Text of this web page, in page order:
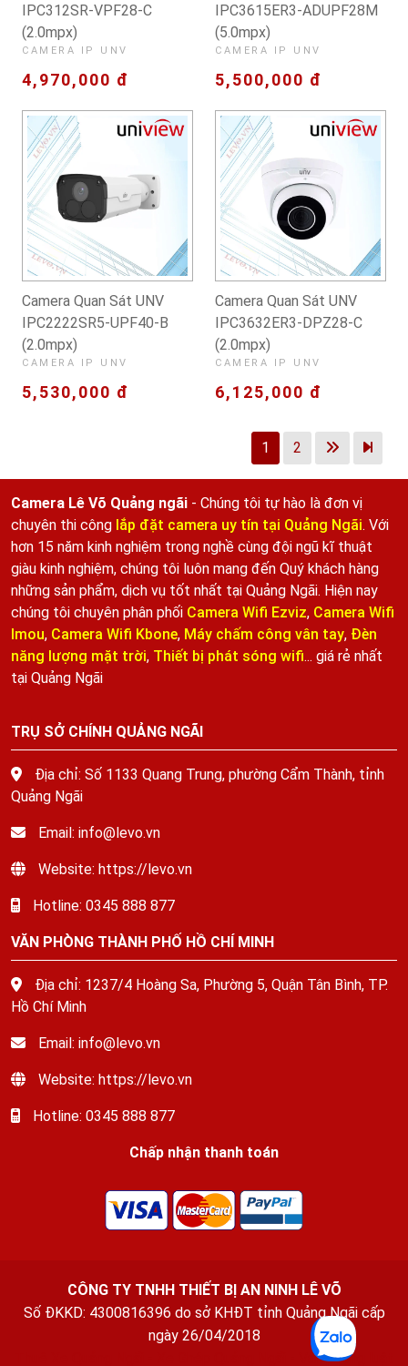
IPC312SR-VPF28-C
(2.0mpx)
CAMERA IP UNV
4,970,000 đ
IPC3615ER3-ADUPF28M
(5.0mpx)
CAMERA IP UNV
5,500,000 đ
Camera Quan Sát UNV
IPC2222SR5-UPF40-B
(2.0mpx)
CAMERA IP UNV
5,530,000 đ
Camera Quan Sát UNV
IPC3632ER3-DPZ28-C
(2.0mpx)
CAMERA IP UNV
6,125,000 đ
1 2
Camera Lê Võ Quảng ngãi - Chúng tôi tự hào là đơn vị
chuyên thi công lắp đặt camera uy tín tại Quảng Ngãi. Với
hơn 15 năm kinh nghiệm trong nghề cùng đội ngũ kĩ thuật
giàu kinh nghiệm, chúng tôi luôn mang đến Quý khách hàng
những sản phẩm, dịch vụ tốt nhất tại Quảng Ngãi. Hiện nay
chúng tôi chuyên phân phối Camera Wifi Ezviz, Camera Wifi
Imou, Camera Wifi Kbone, Máy chấm công vân tay, Đèn
năng lượng mặt trời, Thiết bị phát sóng wifi... giá rẻ nhất
tại Quảng Ngãi
TRỤ SỞ CHÍNH QUẢNG NGÃI
Địa chỉ: Số 1133 Quang Trung, phường Cẩm Thành, tỉnh
Quảng Ngãi
Email: info@levo.vn
Website: https://levo.vn
Hotline: 0345 888 877
VĂN PHÒNG THÀNH PHỐ HỒ CHÍ MINH
Địa chỉ: 1237/4 Hoàng Sa, Phường 5, Quận Tân Bình, TP.
Hồ Chí Minh
Email: info@levo.vn
Website: https://levo.vn
Hotline: 0345 888 877
Chấp nhận thanh toán
CÔNG TY TNHH THIẾT BỊ AN NINH LÊ VÕ
Số ĐKKD: 4300816396 do sở KHĐT tỉnh Quảng Ngãi cấp
ngày 26/04/2018
Văn phòng luật